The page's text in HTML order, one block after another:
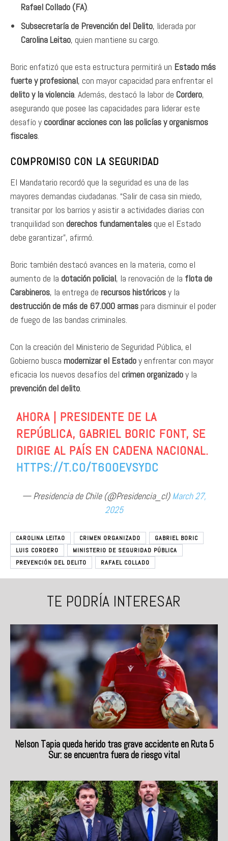
Rafael Collado (FA)
Subsecretaría de Prevención del Delito, liderada por
Carolina Leitao, quien mantiene su cargo.
Boric enfatizó que esta estructura permitirá un Estado más
fuerte y profesional, con mayor capacidad para enfrentar el
delito y la violencia . Además, destacó la labor de Cordero,
asegurando que posee las capacidades para liderar este
desafío ycoordinar acciones con las policías y organismos
fiscales
COMPROMISO CON LA SEGURIDAD
El Mandatario recordó que la seguridad es una de las
mayores demandas ciudadanas. “Salir de casa sin miedo,
transitar por los barrios y asistir a actividades diarias con
tranquilidad son derechos fundamentalesque el Estado
debe garantizar”, afirmó.
Boric también destacó avances en la materia, como el
aumento de la dotación policial, la renovación de la flota de
Carabineros, la entrega de recursos históricosy la
destrucción de más de 67.000 armaspara disminuir el poder
de fuego de las bandas criminales.
Con la creación del Ministerio de Seguridad Pública, el
Gobierno busca modernizar el Estadoy enfrentar con mayor
eficacia los nuevos desafíos del crimen organizadoy la
prevención del delito
AHORA | PRESIDENTE DE LA
REPÚBLICA, GABRIEL BORIC FONT, SE
DIRIGE AL PAÍS EN CADENA NACIONAL.
HTTPS://T.CO/T6OOEVSYDC
— Presidencia de Chile (@Presidencia_cl)March 27,
2025
CAROLINA LEITAO CRIMEN ORGANIZADO
GABRIEL BORIC
LUIS CORDERO
MINISTERIO DE SEGURIDAD PÚBLICA
PREVENCIÓN DEL DELITO
RAFAEL COLLADO
TE PODRÍA INTERESAR
Nelson Tapia queda herido tras grave accidente en Ruta 5
Sur: se encuentra fuera de riesgo vital